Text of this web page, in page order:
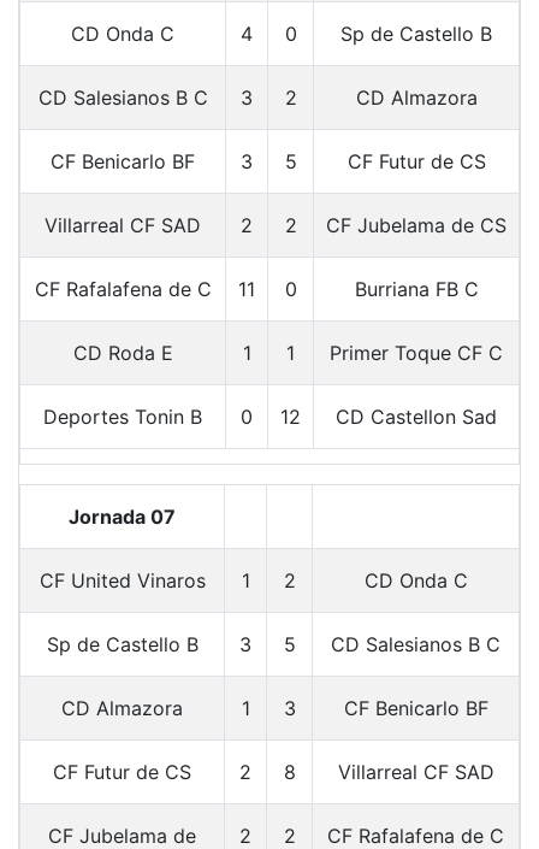
CD Onda C 4 0 Sp de Castello B
CD Salesianos B C 3 2 CD Almazora
CF Benicarlo BF 3 5 CF Futur de CS
Villarreal CF SAD 2 2 CF Jubelama de CS
CF Rafalafena de C 11 0 Burriana FB C
CD Roda E 1 1 Primer Toque CF C
Deportes Tonin B 0 12 CD Castellon Sad
Jornada 07
CF United Vinaros 1 2 CD Onda C
Sp de Castello B 3 5 CD Salesianos B C
CD Almazora 1 3 CF Benicarlo BF
CF Futur de CS 2 8 Villarreal CF SAD
CF Jubelama de
2 2 CF Rafalafena de C